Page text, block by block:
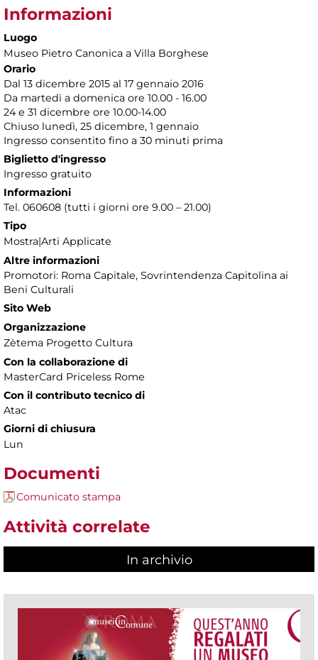
Informazioni
Luogo
Museo Pietro Canonica a Villa Borghese
Orario
Dal 13 dicembre 2015 al 17 gennaio 2016
Da martedì a domenica ore 10.00 - 16.00
24 e 31 dicembre ore 10.00-14.00
Chiuso lunedì, 25 dicembre, 1 gennaio
Ingresso consentito fino a 30 minuti prima
Biglietto d'ingresso
Ingresso gratuito
Informazioni
Tel. 060608 (tutti i giorni ore 9.00 – 21.00)
Tipo
Mostra|Arti Applicate
Altre informazioni
Promotori: Roma Capitale, Sovrintendenza Capitolina ai
Beni Culturali
Sito Web
Organizzazione
Zètema Progetto Cultura
Con la collaborazione di
MasterCard Priceless Rome
Con il contributo tecnico di
Atac
Giorni di chiusura
Lun
Documenti
Comunicato stampa
Attività correlate
In archivio